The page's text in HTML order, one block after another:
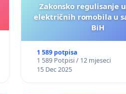
Zakonsko regulisanje
električnih romobila u
BiH
1 589 potpisa
1 589 Potpisi / 12 mjeseci
15 Dec 2025